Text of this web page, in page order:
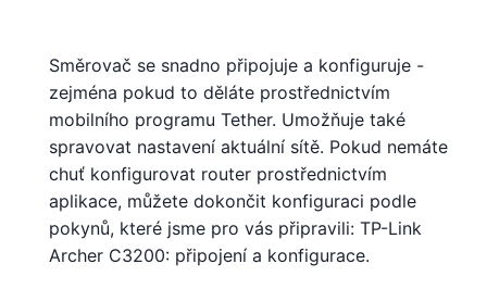
Směrovač se snadno připojuje a konfiguruje -
zejména pokud to děláte prostřednictvím
mobilního programu Tether. Umožňuje také
spravovat nastavení aktuální sítě. Pokud nemáte
chuť konfigurovat router prostřednictvím
aplikace, můžete dokončit konfiguraci podle
pokynů, které jsme pro vás připravili: TP-Link
Archer C3200: připojení a konfigurace.